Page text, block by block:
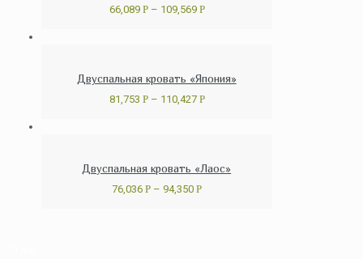
66,089 Р– 109,569 Р
Двуспальная кровать «Япония»
81,753 Р– 110,427 Р
Двуспальная кровать «Лаос»
76,036Р – 94,350Р